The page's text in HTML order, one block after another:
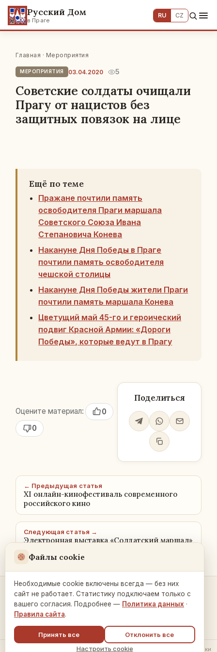
Русский Дом
в Праге
RU CZ
Главная · Мероприятия
МЕРОПРИЯТИЯ 03.04.2020 5
Советские солдаты очищали
Прагу от нацистов без
защитных повязок на лице
Ещё по теме
Пражане почтили память
освободителя Праги маршала
Советского Союза Ивана
Степановича Конева
Накануне Дня Победы в Праге
почтили память освободителя
чешской столицы
Накануне Дня Победы жители Праги
почтили память маршала Конева
Цветущий май 45-го и героический
подвиг Красной Армии: «Дороги
Победы», которые ведут в Прагу
Оцените материал:
0
0
Поделиться
← Предыдущая статья
XI онлайн-кинофестиваль современного
российского кино
Следующая статья →
Электронная выставка «Солдатский маршал»
Контакты и связь →
© 2026 Русский Дом в Праге ·Политика обработки данных Настройки
Файлы cookie
Необходимые cookie включены всегда — без них
сайт не работает. Статистику подключаем только с
вашего согласия. Подробнее — Политика данных ·
Правила сайта.
Принять все
Отклонить все
Настроить cookie